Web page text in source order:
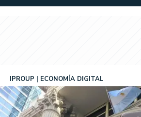
IPROUP ECONOMÍA DIGITAL